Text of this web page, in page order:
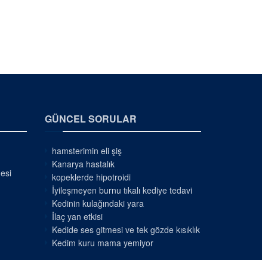
GÜNCEL SORULAR
hamsterimin eli şiş
Kanarya hastalık
kopeklerde hipotroidi
İyileşmeyen burnu tıkalı kediye tedavi
Kedinin kulağındaki yara
İlaç yan etkisi
Kedide ses gitmesi ve tek gözde kısıklık
Kedim kuru mama yemiyor